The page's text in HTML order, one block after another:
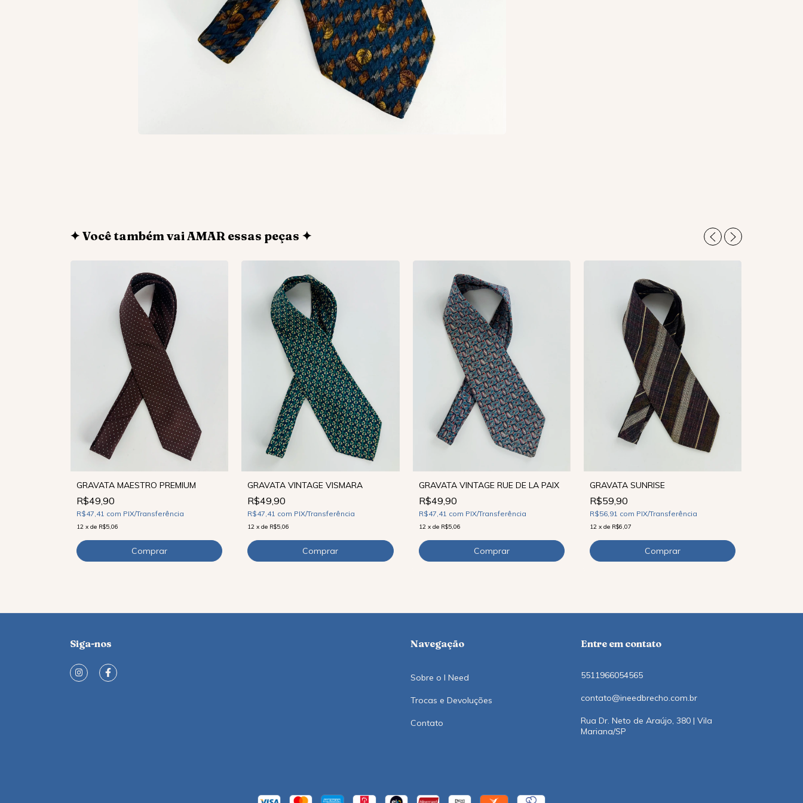
✦ Você também vai AMAR essas peças ✦
GRAVATA MAESTRO PREMIUM
R$49,90
R$47,41 com PIX/Transferência
12 x de R$5,06
GRAVATA VINTAGE VISMARA
R$49,90
R$47,41 com PIX/Transferência
12 xde R$5,06
GRAVATA VINTAGE RUE DE LA PAIX
R$49,90
R$47,41 com PIX/Transferência
12 x de R$5,06
GRAVATA SUNRISE
R$59,90
R$56,91 com PIX/Transferência
12 x de R$6,07
Siga-nos Navegação
Sobre o I Need
Trocas e Devoluções
Contato
Entre em contato
5511966054565
contato@ineedbrecho.com.br
Rua Dr. Neto de Araújo, 380 | Vila
Mariana/SP